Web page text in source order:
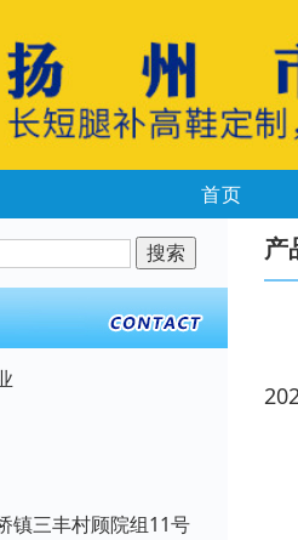
首页
镇三丰村顾院组11号
产